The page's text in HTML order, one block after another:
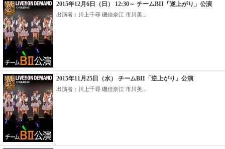
2015年12月6日（日） 12:30～ チームBII「逆上がり」公演
出演者：川上千尋 磯佳奈江 市川美...
2015年11月25日（水） チームBII「逆上がり」公演
出演者：川上千尋 磯佳奈江 市川美...